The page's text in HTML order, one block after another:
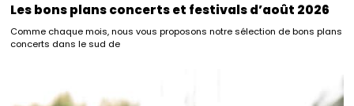
Les bons plans concerts et festivals d’août 2026
Comme chaque mois, nous vous proposons notre sélection de bons plans
concerts dans le sud de